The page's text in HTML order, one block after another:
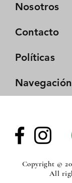
Nosotros
Contacto
Políticas
Navegación
Copyright ©
All